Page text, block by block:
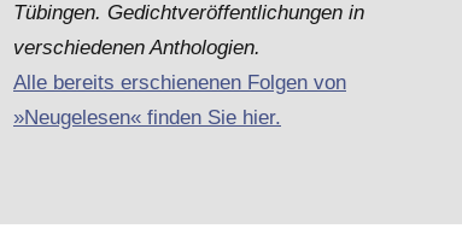
Tübingen. Gedichtveröffentlichungen in
verschiedenen Anthologien.
Alle bereits erschienenen Folgen von
»Neugelesen« finden Sie hier.